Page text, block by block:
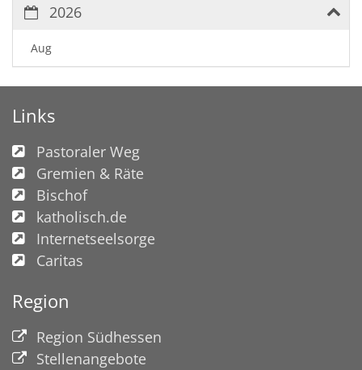
2026
Aug
Links
Pastoraler Weg
Gremien & Räte
Bischof
katholisch.de
Internetseelsorge
Caritas
Region
Region Südhessen
Stellenangebote